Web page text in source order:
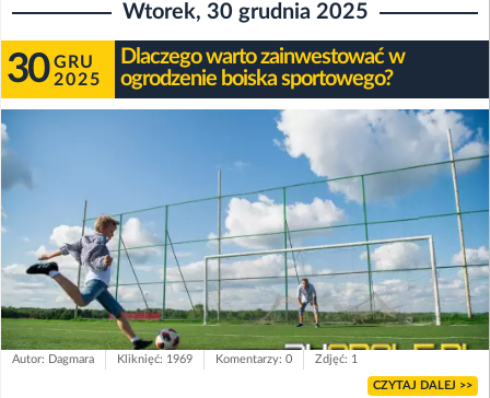
Wtorek, 30 grudnia 2025
30 GRU
2025
Dlaczego warto zainwestować w
ogrodzenie boiska sportowego?
Autor: Dagmara Kliknięć: 1969 Komentarzy: 0 Zdjęć: 1
CZYTAJ DALEJ >>